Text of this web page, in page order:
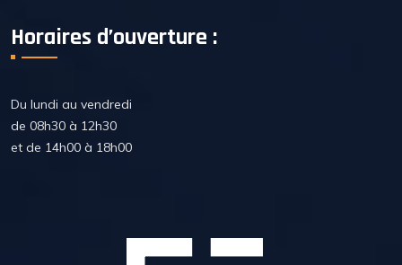
Horaires d’ouverture :
Du lundi au vendredi
de 08h30 à 12h30
et de 14h00 à 18h00